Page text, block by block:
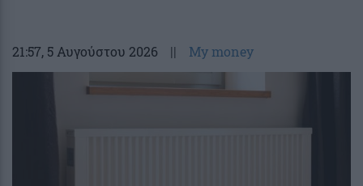
21:57, 5 Αυγούστου 2026 || My money